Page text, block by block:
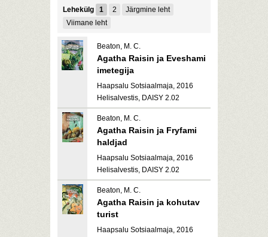
Lehekülg 1 2
Järgmine leht
Viimane leht
Beaton, M. C.
Agatha Raisin ja Eveshami
imetegija
Haapsalu Sotsiaalmaja, 2016
Helisalvestis, DAISY 2.02
Beaton, M. C.
Agatha Raisin ja Fryfami
haldjad
Haapsalu Sotsiaalmaja, 2016
Helisalvestis, DAISY 2.02
Beaton, M. C.
Agatha Raisin ja kohutav
turist
Haapsalu Sotsiaalmaja, 2016